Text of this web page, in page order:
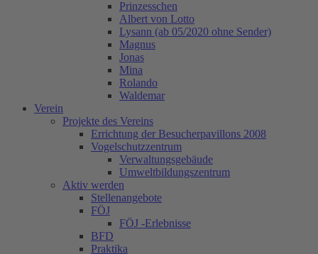
Prinzesschen
Albert von Lotto
Lysann (ab 05/2020 ohne Sender)
Magnus
Jonas
Mina
Rolando
Waldemar
Verein
Projekte des Vereins
Errichtung der Besucherpavillons 2008
Vogelschutzzentrum
Verwaltungsgebäude
Umweltbildungszentrum
Aktiv werden
Stellenangebote
FÖJ
FÖJ -Erlebnisse
BFD
Praktika